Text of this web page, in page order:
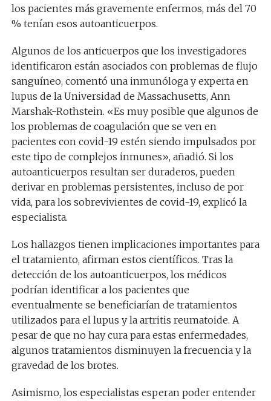
los pacientes más gravemente enfermos, más del 70
% tenían esos autoanticuerpos.
Algunos de los anticuerpos que los investigadores
identificaron están asociados con problemas de flujo
sanguíneo, comentó una inmunóloga y experta en
lupus de la Universidad de Massachusetts, Ann
Marshak-Rothstein. «Es muy posible que algunos de
los problemas de coagulación que se ven en
pacientes con covid-19 estén siendo impulsados por
este tipo de complejos inmunes», añadió. Si los
autoanticuerpos resultan ser duraderos, pueden
derivar en problemas persistentes, incluso de por
vida, para los sobrevivientes de covid-19, explicó la
especialista.
Los hallazgos tienen implicaciones importantes para
el tratamiento, afirman estos científicos. Tras la
detección de los autoanticuerpos, los médicos
podrían identificar a los pacientes que
eventualmente se beneficiarían de tratamientos
utilizados para el lupus y la artritis reumatoide. A
pesar de que no hay cura para estas enfermedades,
algunos tratamientos disminuyen la frecuencia y la
gravedad de los brotes.
Asimismo, los especialistas esperan poder entender